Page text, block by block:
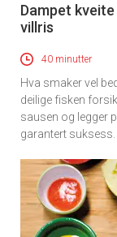
Dampet
villris
40 minutter
Hva smaker vel
deilige fisken
sausen og legger
garantert suksess.